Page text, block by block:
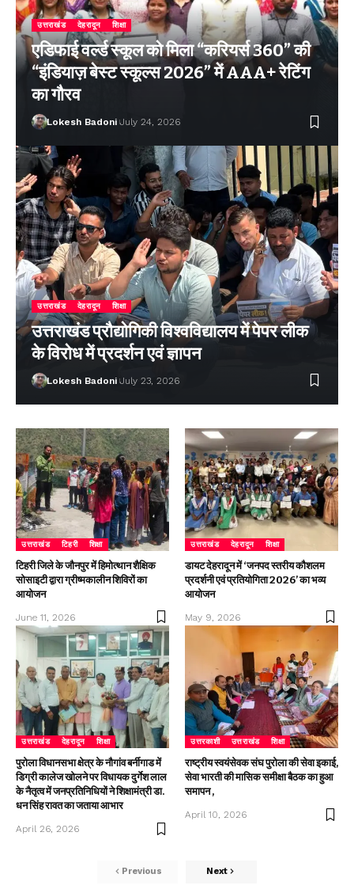
उत्तराखंड देहरादून शिक्षा
एडिफाई वर्ल्ड स्कूल को मिला “करियर्स 360” की
“इंडियाज़ बेस्ट स्कूल्स 2026” में AAA+ रेटिंग
का गौरव
Lokesh Badoni July 24, 2026
उत्तराखंड देहरादून शिक्षा
उत्तराखंड प्रौद्योगिकी विश्वविद्यालय में पेपर लीक
के विरोध में प्रदर्शन एवं ज्ञापन
Lokesh Badoni July 23, 2026
उत्तराखंड टिहरी शिक्षा
टिहरी जिले के जौनपुर में हिमोत्थान शैक्षिक
सोसाइटी द्वारा ग्रीष्मकालीन शिविरों का
आयोजन
June 11, 2026
उत्तराखंड देहरादून शिक्षा
डायट देहरादून में ‘जनपद स्तरीय कौशलम
प्रदर्शनी एवं प्रतियोगिता 2026’ का भव्य
आयोजन
May 9, 2026
उत्तराखंड देहरादून शिक्षा
पुरोला विधानसभा क्षेत्र के नौगांव बर्नीगाड में
डिग्री कालेज खोलने पर विधायक दुर्गेश लाल
के नैतृत्व में जनप्रतिनिधियों ने शिक्षामंत्री डा.
धन सिंह रावत का जताया आभार
April 26, 2026
उत्तरकाशी उत्तराखंड शिक्षा
राष्ट्रीय स्वयंसेवक संघ पुरोला की सेवा इकाई,
सेवा भारती की मासिक समीक्षा बैठक का हुआ
समापन ,
April 10, 2026
Previous Next